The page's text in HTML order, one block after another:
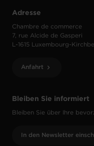
Bleiben Sie informiert
Bleiben Sie über Ihre
In den Newsletter
Adresse
Chambre de commerce
7, rue Alcide de Gasperi
L-1615 Luxembourg-
Anfahrt